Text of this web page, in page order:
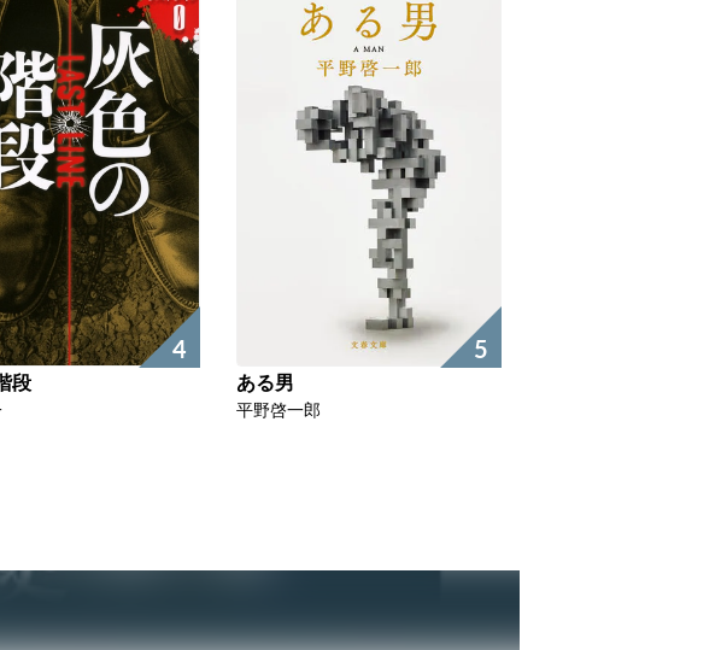
4
段
5
ある男
平野啓一郎